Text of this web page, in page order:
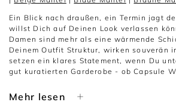
Ein Blick nach draußen, ein Termin jagt
willst Dich auf Deinen Look verlassen
Damen sind mehr als eine wärmende
Deinem Outfit Struktur, wirken souverän
setzen ein klares Statement, wenn Du
gut kuratierten Garderobe - ob Capsule
sieht. Umso wichtiger, dass Schnitt, Linie
Mehr lesen